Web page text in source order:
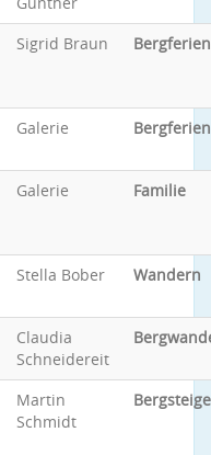
Sigrid Braun Bergferien
Galerie Bergferien
Galerie Familie
Stella Bober Wandern
Claudia
Schneidereit
Martin
Schmidt